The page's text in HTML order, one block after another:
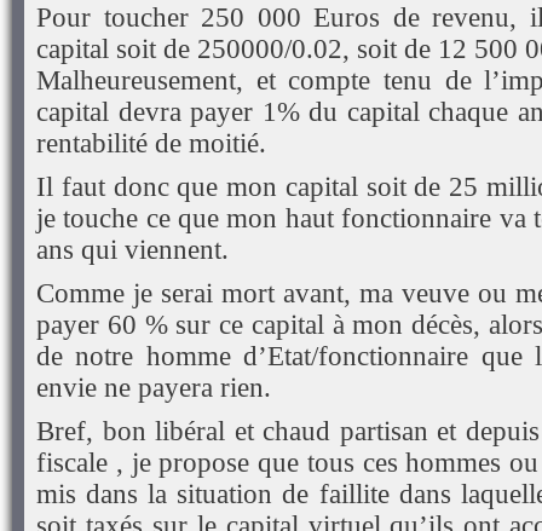
Pour toucher 250 000 Euros de revenu,
capital soit de 250000/0.02, soit de 12 500
Malheureusement, et compte tenu de
capital devra payer 1% du capital chaque
rentabilité de moitié.
Il faut donc que mon capital soit de 25
je touche ce que mon haut fonctionnaire va
ans qui viennent.
Comme je serai mort avant, ma veuve ou
payer 60 % sur ce capital à mon décès,
de notre homme d’Etat/fonctionnaire que
envie ne payera rien.
Bref, bon libéral et chaud partisan et
fiscale , je propose que tous ces hommes
mis dans la situation de faillite dans